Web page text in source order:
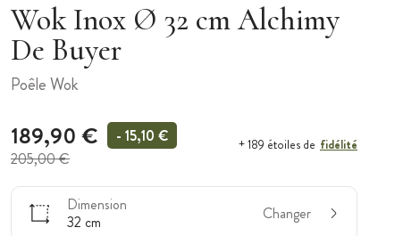
Wok Inox Ø 32 cm Alchimy
De Buyer
Poêle Wok
189,90 €
205,00 €
- 15,10 € + 189 étoiles de fidélité
Dimension
32 cm
Changer